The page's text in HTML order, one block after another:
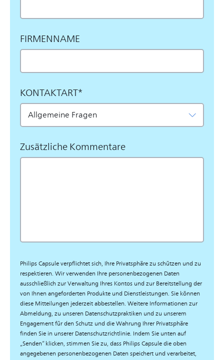
FIRMENNAME
KONTAKTART*
Zusätzliche Kommentare
Philips Capsule verpflichtet sich, Ihre Privatsphäre zu schützen und zu
respektieren. Wir verwenden Ihre personenbezogenen Daten
ausschließlich zur Verwaltung Ihres Kontos und zur Bereitstellung der
von Ihnen angeforderten Produkte und Dienstleistungen. Sie können
diese Mitteilungen jederzeit abbestellen. Weitere Informationen zur
Abmeldung, zu unseren Datenschutzpraktiken und zu unserem
Engagement für den Schutz und die Wahrung Ihrer Privatsphäre
finden Sie in unserer Datenschutzrichtlinie. Indem Sie unten auf
„Senden“ klicken, stimmen Sie zu, dass Philips Capsule die oben
angegebenen personenbezogenen Daten speichert und verarbeitet,